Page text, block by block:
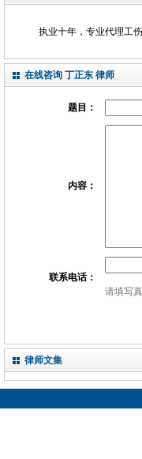
执业十年，专业代理工
在线咨询 丁正东 律师
题目：
内容：
联系电话：
请填写
律师文集